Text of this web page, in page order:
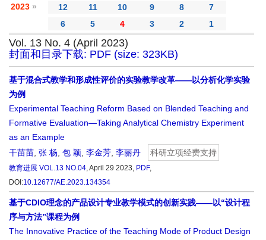
2023 » 12 11 10 9 8
7
6
5 4 3 2 1
Vol. 13 No. 4 (April 2023)
封面和目录下载: PDF (size: 323KB)
基于混合式教学和形成性评价的实验教学改革——以分析化学实验
为例
Experimental Teaching Reform Based on Blended Teaching and
Formative Evaluation—Taking Analytical Chemistry Experiment
as an Example
干苗苗 张 杨 包 颖 李金芳 李丽丹 科研立项经费支持
教育进展 VOL.13 NO.04, April 29 2023, PDF,
DOI:10.12677/AE.2023.134354
基于CDIO理念的产品设计专业教学模式的创新实践——以“设计程
序与方法”课程为例
The Innovative Practice of the Teaching Mode of Product Design